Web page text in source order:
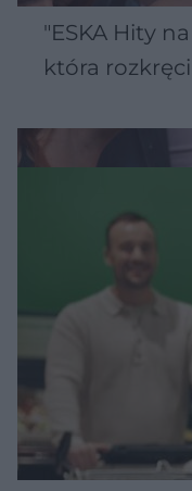
"ESKA Hity
która